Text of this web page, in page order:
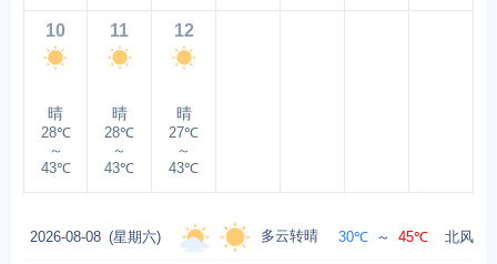
10
晴
28℃
～
43℃
11
晴
28℃
～
43℃
12
晴
27℃
～
43℃
2026-08-08 (星期六) 多云转晴 30℃ ～ 45℃ 北风转